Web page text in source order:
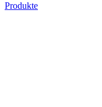
Produkte